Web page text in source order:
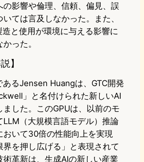
の影響や倫理、信頼、偏見、誤
ては言及しなかった。また、
と使用が環境に与える影響に
った。
】
あるJensen Huangは、GTC開発
」と名付けられた新しいAI
ました。このGPUは、以前のモ
LLM（大規模言語モデル）推論
おいて30倍の性能向上を実現
界を押し広げる」と表現されて
術革新は、生成AIの新しい産業